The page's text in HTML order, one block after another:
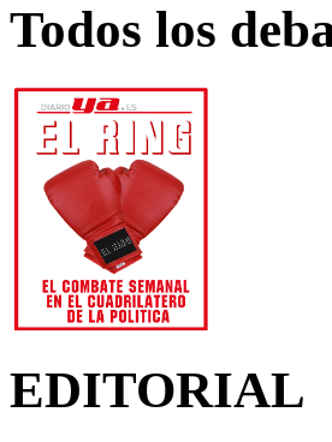
Todos los
EDITORIAL